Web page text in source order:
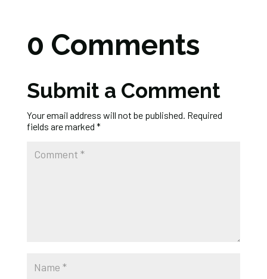
0 Comments
Submit a Comment
Your email address will not be published. Required
fields are marked *